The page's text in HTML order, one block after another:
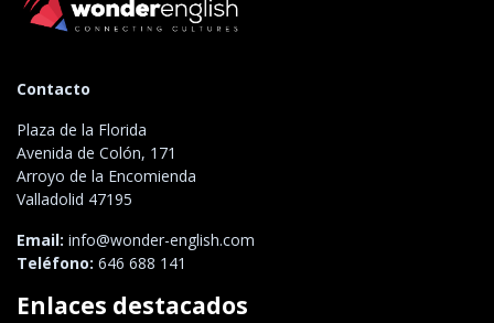
Contacto
Plaza de la Florida
Avenida de Colón, 171
Arroyo de la Encomienda
Valladolid 47195
Email: info@wonder-english.com
Teléfono: 646 688 141
Enlaces destacados